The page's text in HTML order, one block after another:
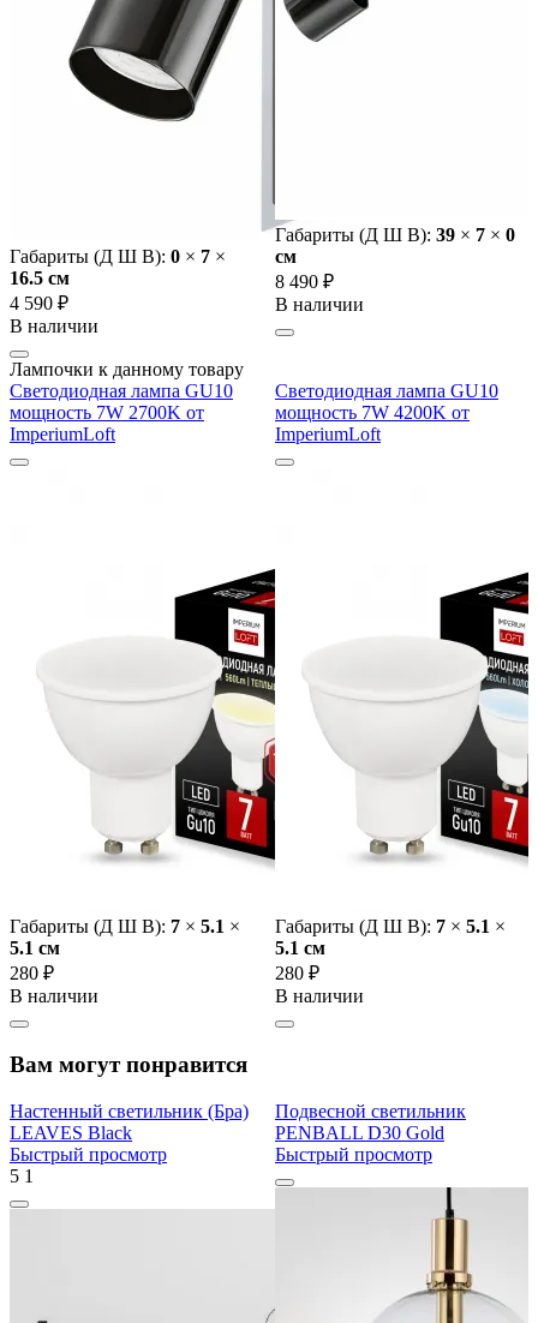
Габариты (Д Ш В): 0 × 7 ×
16.5 cм
4 590 ₽
В наличии
Габариты (Д Ш В): 39 × 7 × 0
cм
8 490 ₽
В наличии
Лампочки к данному товару
Светодиодная лампа GU10
мощность 7W 2700K от
ImperiumLoft
Габариты (Д Ш В): 7 × 5.1 ×
5.1 cм
280 ₽
В наличии
Светодиодная лампа GU10
мощность 7W 4200K от
ImperiumLoft
Габариты (Д Ш В): 7 × 5.1 ×
5.1 cм
280 ₽
В наличии
Вам могут понравится
Настенный светильник (Бра)
LEAVES Black
Быстрый просмотр
5 1
Подвесной светильник
PENBALL D30 Gold
Быстрый просмотр